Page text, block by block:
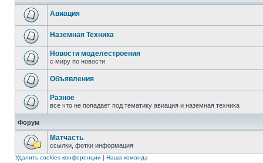
Авиация
Наземная Техника
Новости моделестроения
с миру по новости
Объявления
Разное
все что не попадает под тематику авиация и наземная техника
Форум
Матчасть
ссылки, фотки информация
Удалить cookies конференции | Наша команда